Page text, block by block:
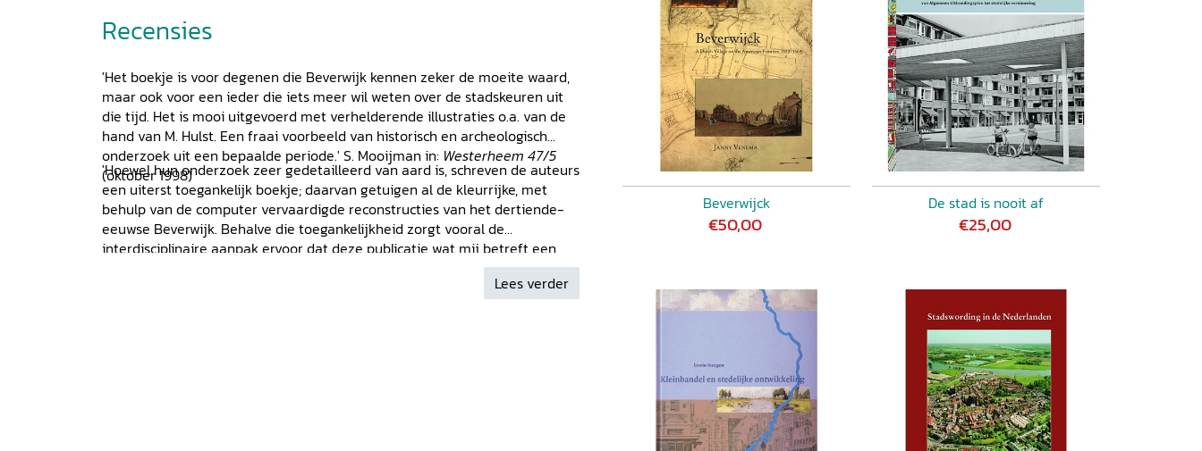
Agathenkerka. Deze uitgave vormt een belangrijke bijdrage aan de locale
in het gebied van de graven van Holland in de dertiende en veertiende
eeuw.
Recensies
'Het boekje is voor degenen die Beverwijk kennen zeker de moeite waard,
maar ook voor een ieder die iets meer wil weten over de stadskeuren uit
die tijd. Het is mooi uitgevoerd met verhelderende illustraties o.a. van de
hand van M. Hulst. Een fraai voorbeeld van historisch en archeologisch
onderzoek uit een bepaalde periode.' S. Mooijman in: Westerheem 47/5
(oktober 1998)
'Hoewel hun onderzoek zeer gedetailleerd van aard is, schreven de auteurs
een uiterst toegankelijk boekje; daarvan getuigen al de kleurrijke, met
behulp van de computer vervaardigde reconstructies van het dertiende-
eeuwse Beverwijk. Behalve die toegankelijkheid zorgt vooral de
interdisciplinaire aanpak ervoor dat deze publicatie wat mij betreft een
voorbeeld mag zijn voor nadere lokaal-historische studies. (...) Een sterk
punt is voorts dat de lokale bevindingen steeds tegen bovenlokaleLees verder
Beverwijck
€50,00
De stad is nooit af
€25,00